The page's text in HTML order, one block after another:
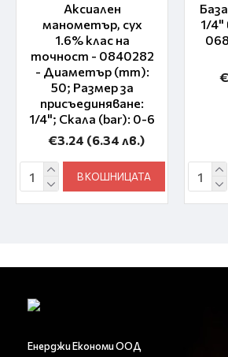
Аксиален
манометър, сух
1.6% клас на
точност - 0840282
- Диаметър (mm):
50; Размер за
присъединяване:
1/4"; Скала (bar): 0-6
€3.24 (6.34 лв.)
В КОШНИЦАТА
1/4"
Енерджи Економи ООД